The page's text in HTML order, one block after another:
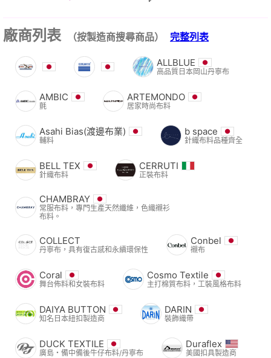
廠商列表 （按製造商搜尋商品） 完整列表
ALLBLUE
高品質日本岡山丹寧布
AMBIC
氈
ARTEMONDO
居家時尚布料
Asahi Bias(渡邊布業)
輔料
b space
針織布料品種齊全
BELL TEX
針織布料
CERRUTI
正裝布料
CHAMBRAY
常服布料，專門生產天然纖維，色織襯衫
布料。
COLLECT
丹寧布，具有復古感和永續環保性
Conbel
襯布
Coral
舞台佈料和女裝布料
Cosmo Textile
主打棉質布料，工裝風格布料
DAIYA BUTTON
知名日本紐扣製造商
DARIN
裝飾織帶
DUCK TEXTILE
廣島・備中備後牛仔布料/丹寧布
Duraflex
美國扣具製造商